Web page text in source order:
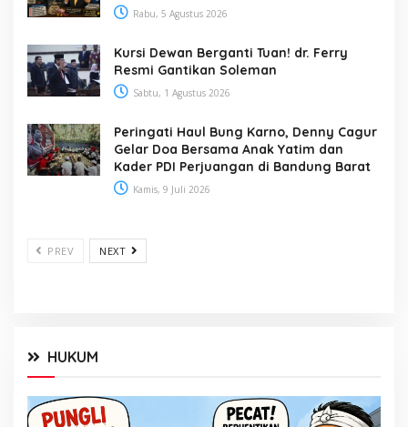
Rabu, 5 Agustus 2026
Kursi Dewan Berganti Tuan! dr. Ferry
Resmi Gantikan Soleman
Sabtu, 1 Agustus 2026
Peringati Haul Bung Karno, Denny Cagur
Gelar Doa Bersama Anak Yatim dan
Kader PDI Perjuangan di Bandung Barat
Kamis, 9 Juli 2026
PREV NEXT
HUKUM